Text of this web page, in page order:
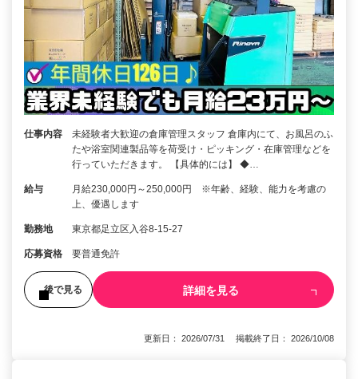
仕事内容
未経験者大歓迎の倉庫管理スタッフ 倉庫内にて、お風呂のふ
たや浴室関連製品等を荷受け・ピッキング・在庫管理などを
行っていただきます。 【具体的には】 ◆…
給与
月給230,000円～250,000円 ※年齢、経験、能力を考慮の
上、優遇します
勤務地 東京都足立区入谷8-15-27
応募資格 要普通免許
後で見る 詳細を見る
更新日： 2026/07/31 掲載終了日： 2026/10/08